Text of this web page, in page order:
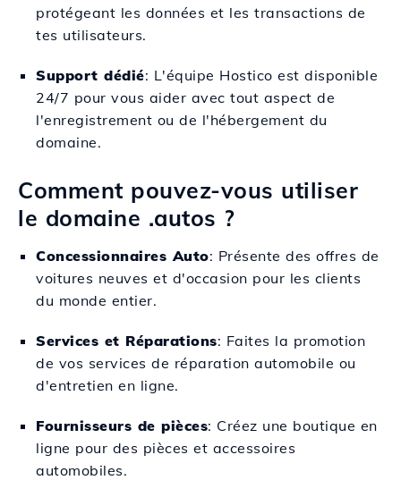
protégeant les données et les transactions de
tes utilisateurs.
Support dédié: L'équipe Hostico est disponible
24/7 pour vous aider avec tout aspect de
l'enregistrement ou de l'hébergement du
domaine.
Comment pouvez-vous utiliser
le domaine .autos ?
Concessionnaires Auto: Présente des offres de
voitures neuves et d'occasion pour les clients
du monde entier.
Services et Réparations: Faites la promotion
de vos services de réparation automobile ou
d'entretien en ligne.
Fournisseurs de pièces: Créez une boutique en
ligne pour des pièces et accessoires
automobiles.